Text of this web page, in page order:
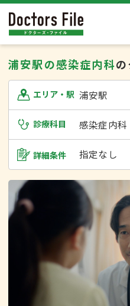
浦安駅の感染症内科
エリア・駅 浦安駅
診療科目 感染症内科
詳細条件 指定なし